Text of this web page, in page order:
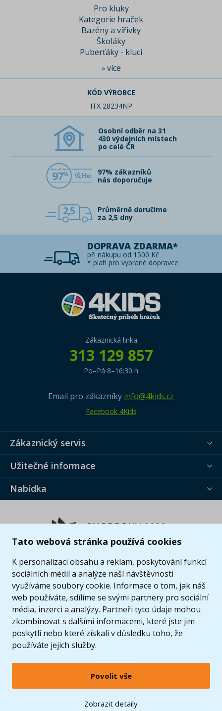
Tato webová stránka používá cookies
K personalizaci obsahu a reklam, poskytování funkcí
sociálních médií a analýze naší návštěvnosti
využíváme soubory cookie. Informace o tom, jak náš
web používáte, sdílíme se svými partnery pro sociální
média, inzerci a analýzy. Partneři tyto údaje mohou
zkombinovat s dalšími informacemi, které jste jim
poskytli nebo které získali v důsledku toho, že
používáte jejich služby.
Povolit vše
Zobrazit detaily
Pro kluky
Kategorie hraček
Bazény a vířivky
Školáky
Puberťáky - kluci
» více
KÓD VÝROBCE
ITX 28234NP
Osobní odběr na 31
430 výdejních místech
po celé ČR
97
97% zákazníků
nás doporučuje
2,5
Průměrně doručíme
za 2,5 dny
DOPRAVA ZDARMA*
při nákupu od 1500 Kč
* platí pro vybrané dopravce
Zákaznická linka
313 129 857
Po–Pá 8–16:30 h
Email pro zákazníky info@4kids.cz
Facebook 4Kids
Zákaznický servis
Užitečné informace
Nabídka
© 2005 - 2026 Copyright 4kids.cz
LEGO, logo LEGO a minifigurka jsou ochrannými známkami společnosti LEGO Group. ©
2024 The LEGO Group.